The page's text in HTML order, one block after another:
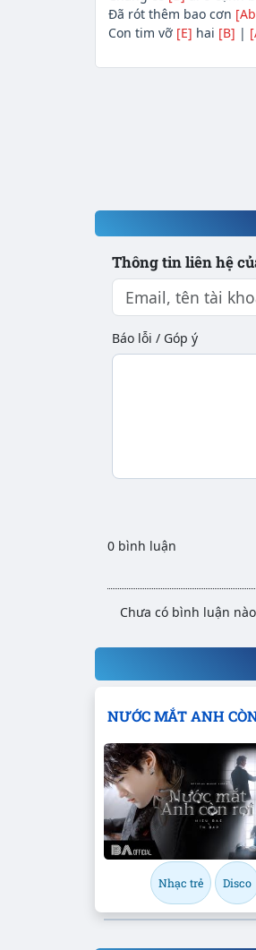
Đã rót thêm bao cơn
Con tim vỡ [E] hai [B] |
Thông tin liên hệ
Báo lỗi / Góp ý
0 bình luận
Chưa có bình luận
NƯỚC MẮT ANH
Nhạc trẻ Disco